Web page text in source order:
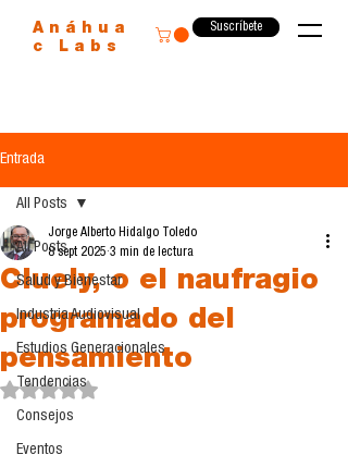
Anáhua
c Labs
Suscríbete
Entrada
All Posts
Salud y Bienestar
Industria Audiovisual
Estudios Generacionales
Tendencias
Consejos
Eventos
All Posts
Cluely, o el naufragio
programado del
pensamiento
Jorge Alberto Hidalgo Toledo
8 sept 2025 3 min de lectura
Obtuvo NaN de 5 estrellas.